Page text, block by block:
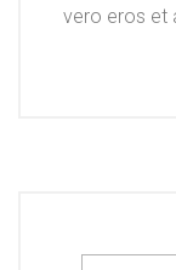
vero eros et